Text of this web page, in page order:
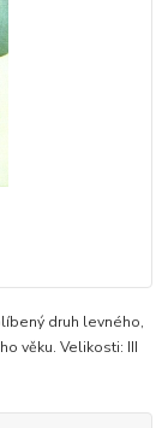
druh levného,
věku. Velikosti: III